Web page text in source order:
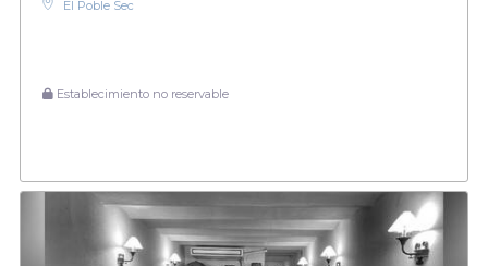
El Poble Sec
Establecimiento no reservable